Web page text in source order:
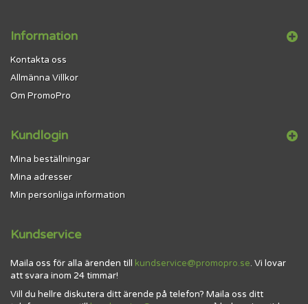
Information
Kontakta oss
Allmänna Villkor
Om PromoPro
Kundlogin
Mina beställningar
Mina adresser
Min personliga information
Kundservice
Maila oss för alla ärenden till kundservice@promopro.se. Vi lovar
att svara inom 24 timmar!
Vill du hellre diskutera ditt ärende på telefon? Maila oss ditt